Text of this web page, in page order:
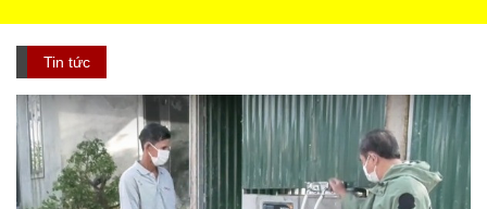
Tin tức